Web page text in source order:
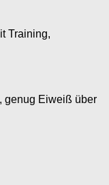
Training,
genug Eiweiß über